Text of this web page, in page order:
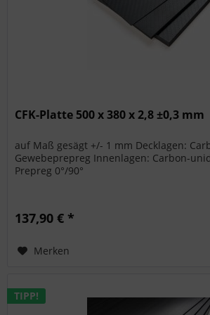
CFK-Platte 500 x 380 x 2,8 ±0,3 mm
auf Maß gesägt +/- 1 mm Decklagen:
Gewebeprepreg Innenlagen: Carbon-
Prepreg 0°/90°
137,90 € *
Merken
TIPP!